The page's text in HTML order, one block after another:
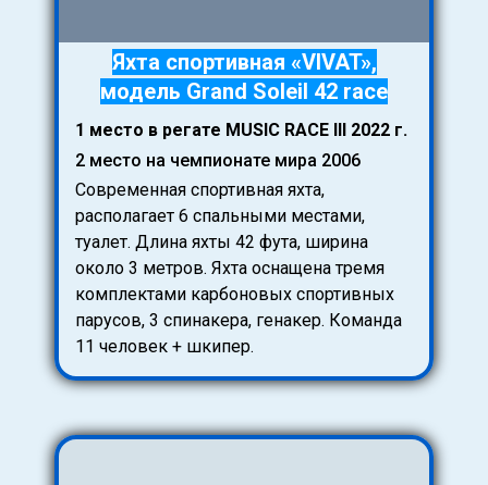
Яхта спортивная «VIVAT»,
модель Grand Soleil 42 race
1 место в регате MUSIC RACE III 2022 г.
2 место на чемпионате мира 2006
Современная спортивная яхта,
располагает 6 спальными местами,
туалет. Длина яхты 42 фута, ширина
около 3 метров. Яхта оснащена тремя
комплектами карбоновых спортивных
парусов, 3 спинакера, генакер. Команда
11 человек + шкипер.